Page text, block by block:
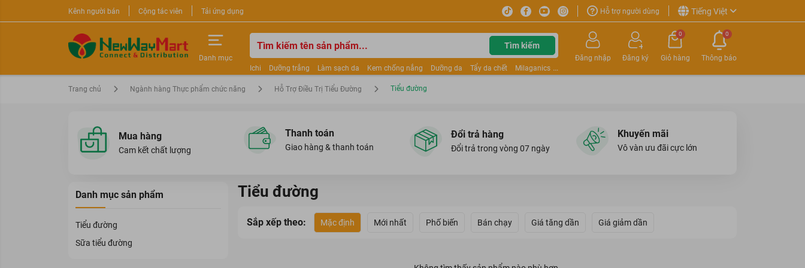
Kênh người bán Cộng tác viên Tải ứng dụng Hỗ trợ người dùng Tiếng Việt
Danh mục
Tìm kiếm
Ichi Dưỡng trắng Làm sạch da Kem chống nắng Dưỡng da Tẩy da chết
Milaganics
Sữa rửa mặt
Kem Mộc Qua
Đăng nhập Đăng ký
0
Giỏ hàng Thông báo
0
Trang chủ Ngành hàng Thực phẩm chức năng Hỗ Trợ Điều Trị Tiểu Đường Tiểu đường
Mua hàng
Cam kết chất lượng
Thanh toán
Giao hàng & thanh toán
Đổi trả hàng
Đổi trả trong vòng 07 ngày
Khuyến mãi
Vô vàn ưu đãi cực lớn
Danh mục sản phẩm
Tiểu đường
Sữa tiểu đường
Tiểu đường
Sắp xếp theo: Mặc định Mới nhất Phố biến Bán chạy Giá tăng dần Giá giảm dần